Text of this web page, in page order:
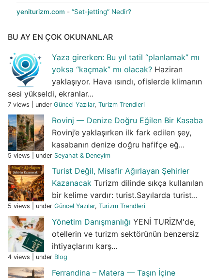
yeniturizm.com - “Set-jetting” Nedir?
BU AY EN ÇOK OKUNANLAR
Yaza girerken: Bu yıl tatil “planlamak” mı
yoksa “kaçmak” mı olacak? Haziran
yaklaşıyor. Hava ısındı, ofislerde klimanın
sesi yükseldi, ekranlar...
7 views under Güncel Yazılar, Turizm Trendleri
Rovinj — Denize Doğru Eğilen Bir Kasaba
Rovinj’e yaklaşırken ilk fark edilen şey,
kasabanın denize doğru hafifçe eğ...
5 views under Seyahat & Deneyim
Turist Değil, Misafir Ağırlayan Şehirler
Kazanacak Turizm dilinde sıkça kullanılan
bir kelime vardır: turist.Sayılarda turist...
5 views under Güncel Yazılar, Turizm Trendleri
Yönetim Danışmanlığı YENİ TURİZM'de,
otellerin ve turizm sektörünün benzersiz
ihtiyaçlarını karş...
4 views under Blog
Ferrandina – Matera — Taşın İçine